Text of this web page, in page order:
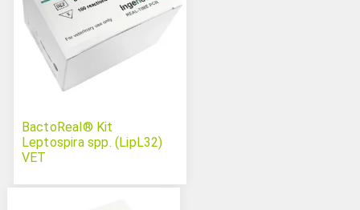
BactoReal® Kit
Leptospira spp. (LipL32)
VET